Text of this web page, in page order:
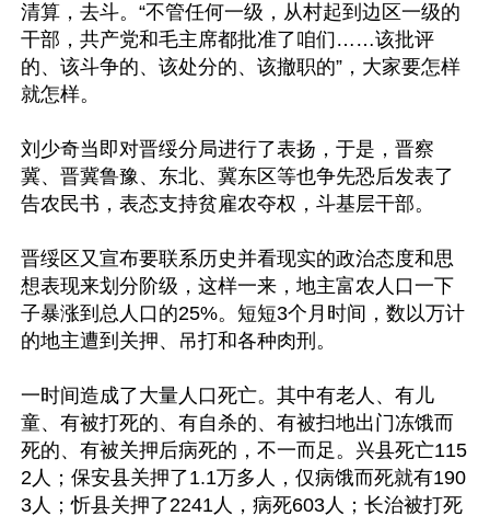
清算，去斗。“不管任何一级，从村起到边区一级的
干部，共产党和毛主席都批准了咱们……该批评
的、该斗争的、该处分的、该撤职的”，大家要怎样
就怎样。
刘少奇当即对晋绥分局进行了表扬，于是，晋察
冀、晋冀鲁豫、东北、冀东区等也争先恐后发表了
告农民书，表态支持贫雇农夺权，斗基层干部。
晋绥区又宣布要联系历史并看现实的政治态度和思
想表现来划分阶级，这样一来，地主富农人口一下
子暴涨到总人口的25%。短短3个月时间，数以万计
的地主遭到关押、吊打和各种肉刑。
一时间造成了大量人口死亡。其中有老人、有儿
童、有被打死的、有自杀的、有被扫地出门冻饿而
死的、有被关押后病死的，不一而足。兴县死亡115
2人；保安县关押了1.1万多人，仅病饿而死就有190
3人；忻县关押了2241人，病死603人；长治被打死